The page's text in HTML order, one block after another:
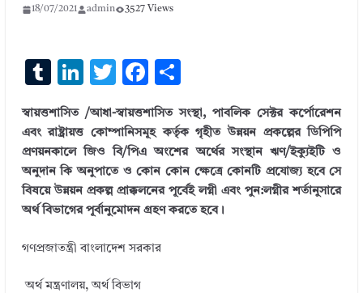
18/07/2021 admin 3527 Views
T
m
bl
r
Li
k
e
dI
n
T
it
te
r
F
e
b
o
o
ar
e
স্বায়ত্তশাসিত /আধা-স্বায়ত্তশাসিত সংস্থা, পাবলিক সেক্টর কর্পোরেশন
এবং রাষ্ট্রায়ত্ত কোম্পানিসমূহ কর্তৃক গৃহীত উন্নয়ন প্রকল্পের ডিপিপি
প্রণয়নকালে জিও বি/পিএ অংশের অর্থের সংস্থান ঋণ/ইক্যুইটি ও
অনুদান কি অনুপাতে ও কোন কোন ক্ষেত্রে কোনটি প্রযোজ্য হবে সে
বিষয়ে উন্নয়ন প্রকল্প প্রাক্কলনের পূর্বেই লগ্নী এবং পুন:লগ্নীর শর্তানুসারে
অর্থ বিভাগের পূর্বানুমোদন গ্রহণ করতে হবে।
গণপ্রজাতন্ত্রী বাংলাদেশ সরকার
অর্থ মন্ত্রণালয়, অর্থ বিভাগ